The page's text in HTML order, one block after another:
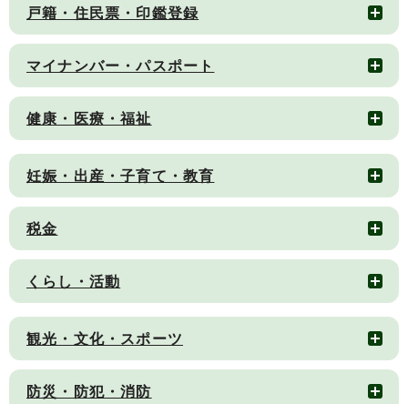
戸籍・住民票・印鑑登録
マイナンバー・パスポート
健康・医療・福祉
妊娠・出産・子育て・教育
税金
くらし・活動
観光・文化・スポーツ
防災・防犯・消防